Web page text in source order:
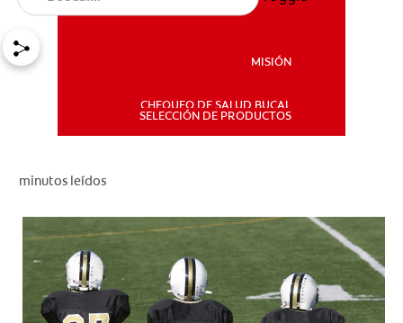
SALUD BUCAL
PARA PROFESIONALES
CUPONES
MISIÓN
CHEQUEO DE SALUD BUCAL
SELECCIÓN DE PRODUCTOS
minutos leídos